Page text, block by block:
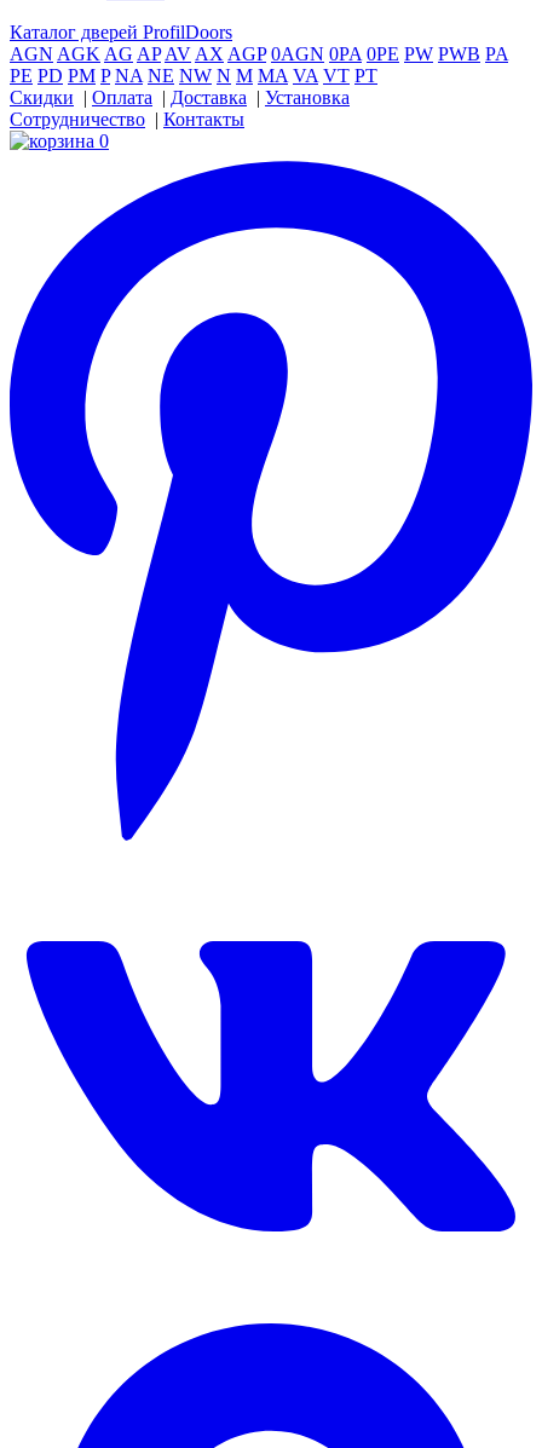
Каталог дверей ProfilDoors
AGN AGKAG APAVAXAGP 0AGN 0PA 0PE PW PWB PA
PE PD PM P NA NE NW N M MA VA VT PT
Скидки
Оплата Доставка
Установка
Сотрудничество
Контакты
0